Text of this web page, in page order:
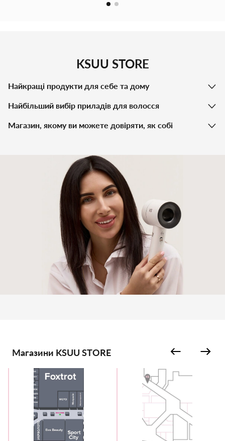
KSUU STORE
Найкращі продукти для себе та дому
Найбільший вибір приладів для волосся
Магазин, якому ви можете довіряти, як собі
Магазини KSUU STORE